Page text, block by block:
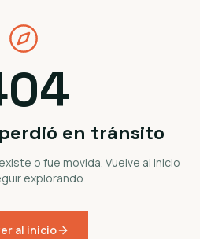
en tránsito
o fue movida. Vuelve al inicio
explorando.
al inicio